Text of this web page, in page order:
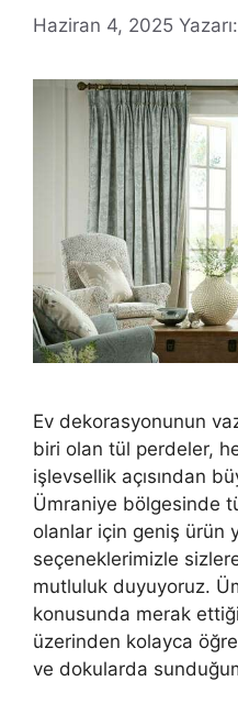
Haziran 4, 2025 Yazarı:
Ev dekorasyonunun
biri olan tül perdeler,
işlevsellik açısından
Ümraniye bölgesinde
olanlar için geniş ürün
seçeneklerimizle
mutluluk duyuyoruz.
konusunda merak
üzerinden kolayca
ve dokularda